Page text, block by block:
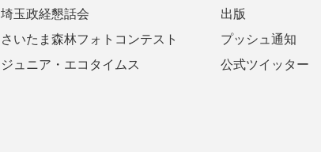
埼玉政経懇話会
さいたま森林フォトコンテスト
ジュニア・エコタイムス
出版
プッシュ通知
公式ツイッター